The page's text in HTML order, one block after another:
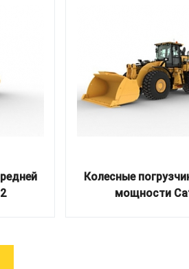
Колесные
мощности